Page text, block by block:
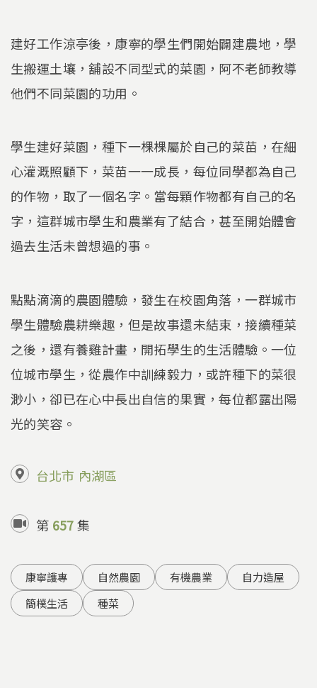
建好工作涼亭後，康寧的學生們開始闢建農地，學
生搬運土壤，舖設不同型式的菜園，阿不老師教導
他們不同菜園的功用。
學生建好菜園，種下一棵棵屬於自己的菜苗，在細
心灌溉照顧下，菜苗一一成長，每位同學都為自己
的作物，取了一個名字。當每顆作物都有自己的名
字，這群城市學生和農業有了結合，甚至開始體會
過去生活未曾想過的事。
點點滴滴的農園體驗，發生在校園角落，一群城市
學生體驗農耕樂趣，但是故事還未結束，接續種菜
之後，還有養雞計畫，開拓學生的生活體驗。一位
位城市學生，從農作中訓練毅力，或許種下的菜很
渺小，卻已在心中長出自信的果實，每位都露出陽
光的笑容。
台北市 內湖區
第 657集
康寧護專 自然農園 有機農業
自力造屋
簡樸生活
種菜